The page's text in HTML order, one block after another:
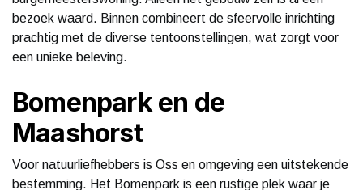
bezoek waard. Binnen combineert de sfeervolle inrichting
prachtig met de diverse tentoonstellingen, wat zorgt voor
een unieke beleving.
Bomenpark en de
Maashorst
Voor natuurliefhebbers is Oss en omgeving een uitstekende
bestemming. Het Bomenpark is een rustige plek waar je